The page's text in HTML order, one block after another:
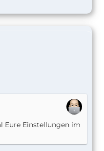
Eure Einstellungen im